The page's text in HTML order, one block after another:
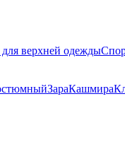
верхней одежды
ЗараКашмира